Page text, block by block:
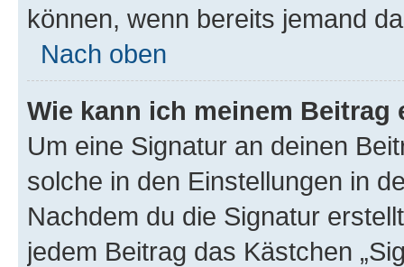
können, wenn bereits jemand
Nach oben
Wie kann ich meinem
Um eine Signatur an deinen
solche in den Einstellungen in
Nachdem du die Signatur
jedem Beitrag das Kästchen